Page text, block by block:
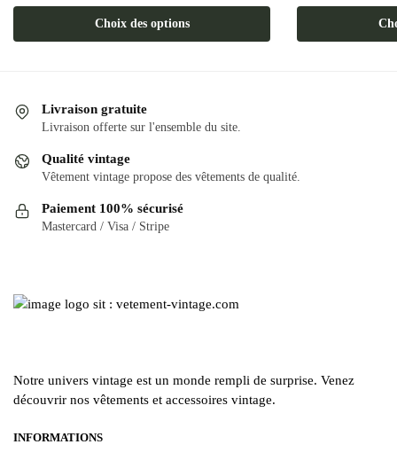
Choix des options
produit
variations.
peuvent
choisies
du
a
Livraison gratuite
Livraison offerte sur l'ensemble du site.
Qualité vintage
Vêtement vintage propose des vêtements de qualité.
Paiement 100% sécurisé
Mastercard / Visa / Stripe
Notre univers vintage est un monde rempli de surprise. Venez
découvrir nos vêtements et accessoires vintage.
INFORMATIONS